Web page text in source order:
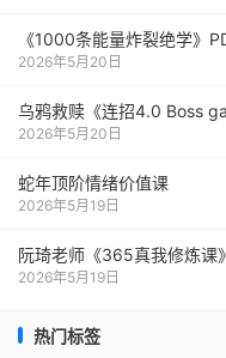
《1000‮能条‬‎量‮裂炸‬‎绝
2026年5月20日
乌鸦救赎《连招4.0 Boss
2026年5月20日
蛇年顶阶情绪价值课
2026年5月19日
阮琦老师《365真我修炼课》
2026年5月19日
热门标签